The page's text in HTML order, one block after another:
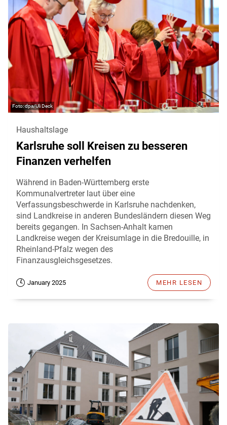
dpa/Uli Deck
Haushaltslage
Karlsruhe soll Kreisen zu besseren
Finanzen verhelfen
Während in Baden-Württemberg erste
Kommunalvertreter laut über eine
Verfassungsbeschwerde in Karlsruhe nachdenken,
sind Landkreise in anderen Bundesländern diesen Weg
bereits gegangen. In Sachsen-Anhalt kamen
Landkreise wegen der Kreisumlage in die Bredouille, in
Rheinland-Pfalz wegen des
Finanzausgleichsgesetzes.
January 2025 MEHR LESEN